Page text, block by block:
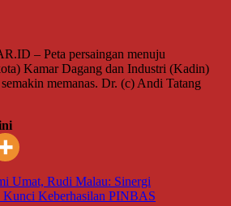
– Peta persaingan menuju
Kamar Dagang dan Industri (Kadin)
memanas. Dr. (c) Andi Tatang